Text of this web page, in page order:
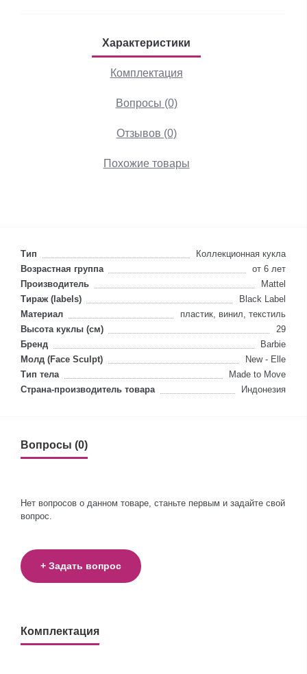
Характеристики
Комплектация
Вопросы (0)
Отзывов (0)
Похожие товары
Тип
Коллекционная кукла
Возрастная группа
от 6 лет
Производитель
Mattel
Тираж (labels)
Black Label
Материал
пластик, винил, текстиль
Высота куклы (см)
29
Бренд
Barbie
Молд (Face Sculpt)
New - Elle
Тип тела
Made to Move
Страна-производитель товара
Индонезия
Вопросы (0)
Нет вопросов о данном товаре, станьте первым и задайте свой
вопрос.
+ Задать вопрос
Комплектация